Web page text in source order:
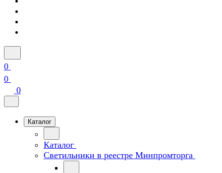
0
0
0
Каталог
Каталог
Светильники в реестре Минпромторга